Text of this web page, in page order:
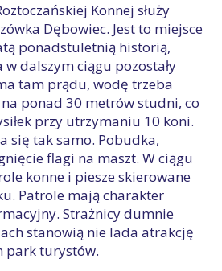
Konnej służy
Dębowiec. Jest to miejsce
ponadstuletnią historią,
dalszym ciągu pozostały
tam prądu, wodę trzeba
ponad 30 metrów studni, co
przy utrzymaniu 10 koni.
się tak samo. Pobudka,
flagi na maszt. W ciągu
konne i piesze skierowane
Patrole mają charakter
Strażnicy dumnie
stanowią nie lada atrakcję
park turystów.